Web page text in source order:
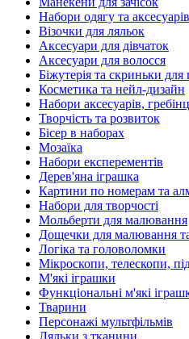
Набори одягу та
Візочки для ляльок
Аксесуари для дівчаток
Аксесуари для волосся
Біжутерія та скриньки для
Косметика та нейл-дизайн
Набори аксесуарів,
Творчість та розвиток
Бісер в наборах
Мозаїка
Набори експерементів
Дерев'яна іграшка
Картини по номерам та
Набори для творчості
Мольберти для малювання
Дощечки для малювання
Логіка та головоломки
Мікроскопи, телескопи,
М'які іграшки
Функціональні м'які
Тварини
Персонажі мультфільмів
Ляльки з тканини